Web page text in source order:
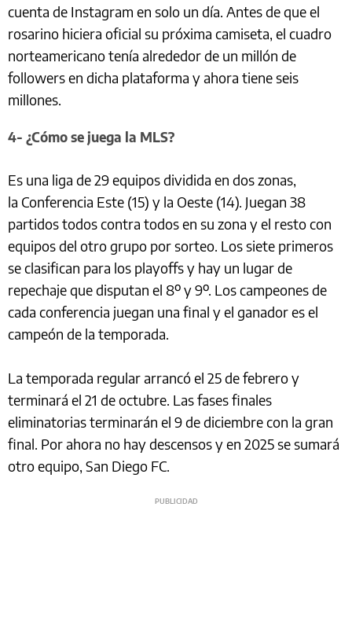
cuenta de Instagram en solo un día. Antes de que el
rosarino hiciera oficial su próxima camiseta, el cuadro
norteamericano tenía alrededor de un millón de
followers en dicha plataforma y ahora tiene seis
millones.
4- ¿Cómo se juega la MLS?
Es una liga de 29 equipos dividida en dos zonas,
la Conferencia Este (15) y la Oeste (14). Juegan 38
partidos todos contra todos en su zona y el resto con
equipos del otro grupo por sorteo. Los siete primeros
se clasifican para los playoffs y hay un lugar de
repechaje que disputan el 8º y 9º. Los campeones de
cada conferencia juegan una final y el ganador es el
campeón de la temporada.
La temporada regular arrancó el 25 de febrero y
terminará el 21 de octubre. Las fases finales
eliminatorias terminarán el 9 de diciembre con la gran
final. Por ahora no hay descensos y en 2025 se sumará
otro equipo, San Diego FC.